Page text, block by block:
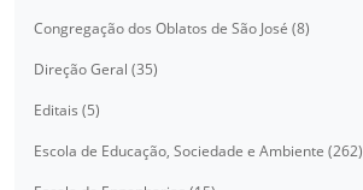
Congregação dos Oblatos de São José (8)
Direção Geral (35)
Editais (5)
Escola de Educação, Sociedade e Ambiente (262)